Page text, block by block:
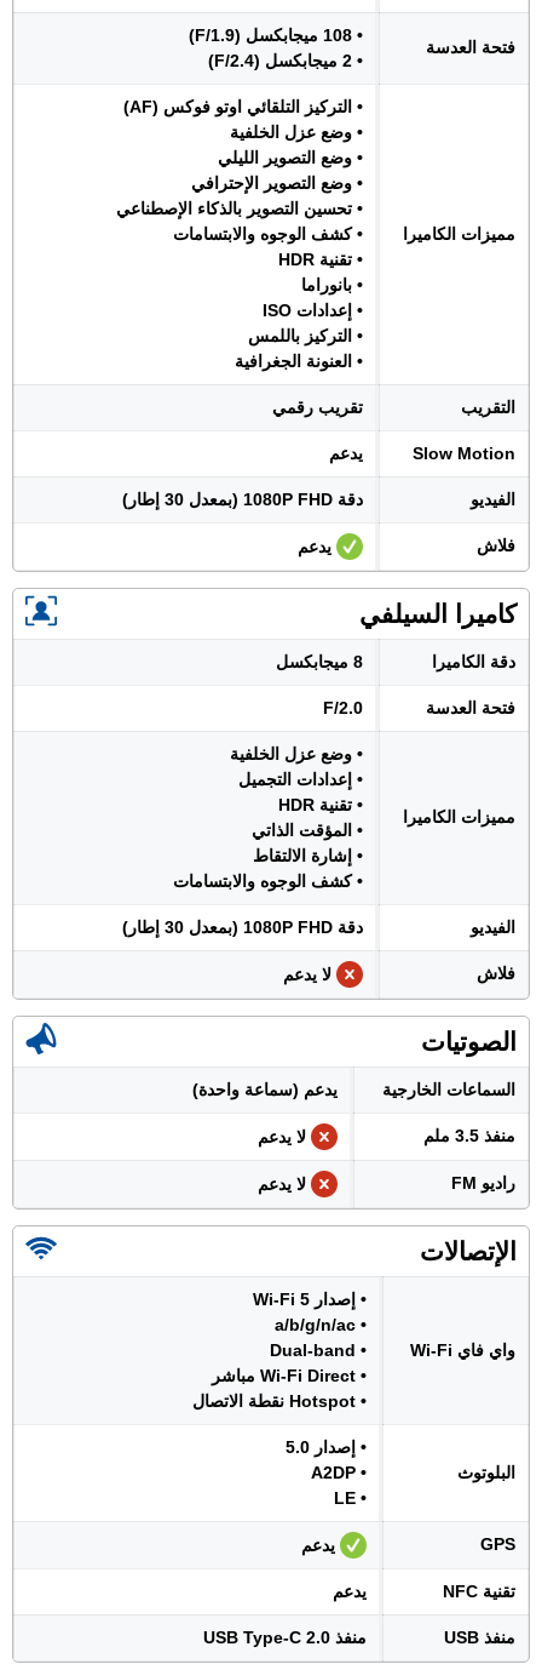
فتحة العدسة
• 108 ميجابكسل (F/1.9)
• 2 ميجابكسل (F/2.4)
مميزات الكاميرا
• التركيز التلقائي اوتو فوكس (AF)
• وضع عزل الخلفية
• وضع التصوير الليلي
• وضع التصوير الإحترافي
• تحسين التصوير بالذكاء الإصطناعي
• كشف الوجوه والابتسامات
• تقنية HDR
• بانوراما
• إعدادات ISO
• التركيز باللمس
• العنونة الجغرافية
التقريب تقريب رقمي
Slow Motion يدعم
الفيديو دقة 1080P FHD (بمعدل 30 إطار)
فلاش يدعم
كاميرا السيلفي
دقة الكاميرا 8 ميجابكسل
فتحة العدسة F/2.0
مميزات الكاميرا
• وضع عزل الخلفية
• إعدادات التجميل
• تقنية HDR
• المؤقت الذاتي
• إشارة الالتقاط
• كشف الوجوه والابتسامات
الفيديو دقة 1080P FHD (بمعدل 30 إطار)
فلاش لا يدعم
الصوتيات
السماعات الخارجية يدعم (سماعة واحدة)
منفذ 3.5 ملم لا يدعم
راديو FM لا يدعم
الإتصالات
واي فاي Wi-Fi
• إصدار Wi-Fi 5
• a/b/g/n/ac
• Dual-band
• Wi-Fi Direct مباشر
• Hotspot نقطة الاتصال
البلوتوث
• إصدار 5.0
• A2DP
• LE
GPS يدعم
تقنية NFC يدعم
منفذ USB منفذ USB Type-C 2.0